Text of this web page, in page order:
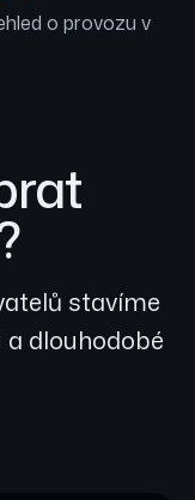
o provozu v
stavíme
dlouhodobé